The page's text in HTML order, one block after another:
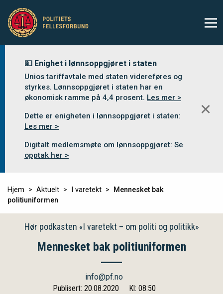
💵 Enighet i lønnsoppgjøret i staten
Unios tariffavtale med staten videreføres og
styrkes. Lønnsoppgjøret i staten har en
økonomisk ramme på 4,4 prosent. Les mer >
Dette er enigheten i lønnsoppgjøret i staten:
Les mer >
Digitalt medlemsmøte om lønnsoppgjøret: Se
opptak her >
✕
Hjem Aktuelt I varetekt
Mennesket bak
politiuniformen
Hør podkasten «I varetekt – om politi og politikk»
Mennesket bak politiuniformen
info@pf.no
Publisert: 20.08.2020
Kl: 08:50